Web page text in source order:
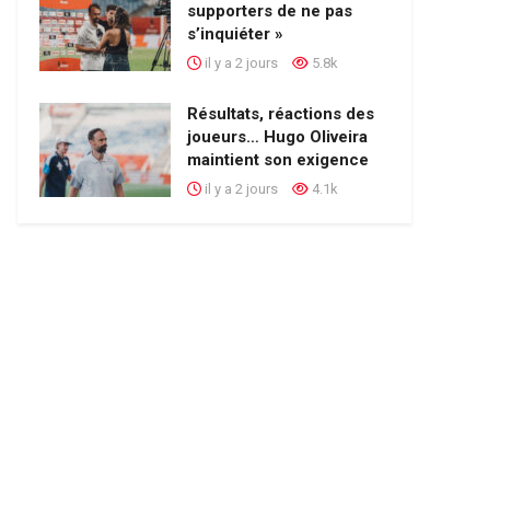
supporters de ne pas
s’inquiéter »
il y a 2 jours 5.8k
Résultats, réactions des
joueurs… Hugo Oliveira
maintient son exigence
il y a 2 jours 4.1k